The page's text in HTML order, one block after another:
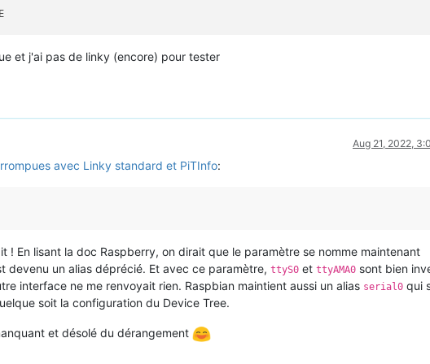
QI&ZM`%y&E	[TY`DPr[TY@E	~[TY`EK
&ZK
commands
et j'ai pas de linky (encore) pour tester
Aug 21, 2022,
avec Linky standard et PiTInfo:
! En lisant la doc Raspberry, on dirait que le paramètre se nomme maintenant
devenu un alias déprécié. Et avec ce paramètre, ttyS0 et ttyAMA0 sont bien
interface ne me renvoyait rien. Raspbian maintient aussi un alias serial0 qui
soit la configuration du Device Tree.
et désolé du dérangement